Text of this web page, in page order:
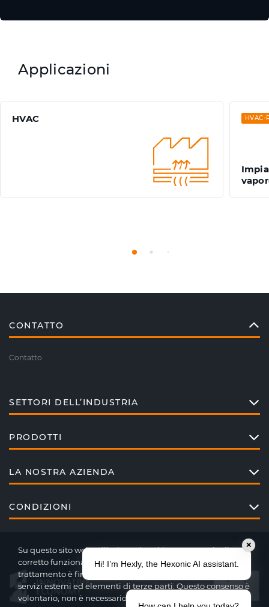
Applicazioni
HVAC HVAC-
CONTATTO
Contatto
SETTORI DELL’INDUSTRIA
PRODOTTI
LA NOSTRA AZIENDA
CONDIZIONI
Su questo sito web utilizziamo i cookie per garantire il
corretto funzionamento delle varie funzioni del sito. Il
trattamento è finalizzato all’integrazione di contenuti,
servizi esterni ed elementi di terze parti. Questo consenso è
volontario, non è necessario per l’utilizzo del nostro sito
✕
Hi! I’m Hexly, the Hexonic AI assistant.